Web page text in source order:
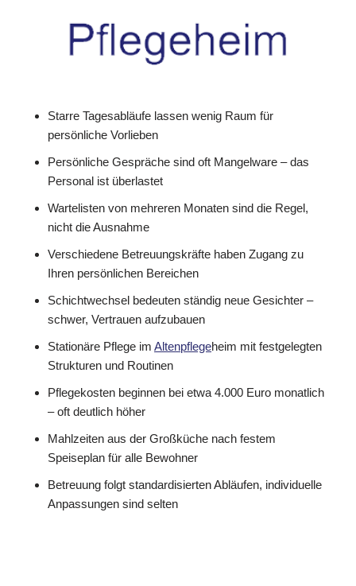
Starre Tagesabläufe lassen wenig Raum für
persönliche Vorlieben
Persönliche Gespräche sind oft Mangelware – das
Personal ist überlastet
Wartelisten von mehreren Monaten sind die Regel,
nicht die Ausnahme
Verschiedene Betreuungskräfte haben Zugang zu
Ihren persönlichen Bereichen
Schichtwechsel bedeuten ständig neue Gesichter –
schwer, Vertrauen aufzubauen
Stationäre Pflege im Altenpflegeheim mit festgelegten
Strukturen und Routinen
Pflegekosten beginnen bei etwa 4.000 Euro monatlich
– oft deutlich höher
Mahlzeiten aus der Großküche nach festem
Speiseplan für alle Bewohner
Betreuung folgt standardisierten Abläufen, individuelle
Anpassungen sind selten